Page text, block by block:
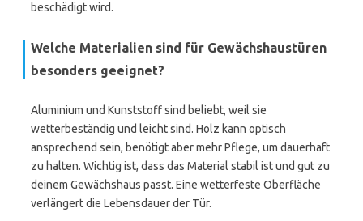
beschädigt wird.
Welche Materialien sind für Gewächshaustüren
besonders geeignet?
Aluminium und Kunststoff sind beliebt, weil sie
wetterbeständig und leicht sind. Holz kann optisch
ansprechend sein, benötigt aber mehr Pflege, um dauerhaft
zu halten. Wichtig ist, dass das Material stabil ist und gut zu
deinem Gewächshaus passt. Eine wetterfeste Oberfläche
verlängert die Lebensdauer der Tür.